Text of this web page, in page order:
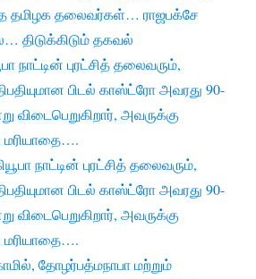
தமிழக தலைவர்கள்… ராஜபக்சே
திடுக்கிடும் தகவல்
நாட்டின் புரட்சித் தலைவரும்,
பிடல் காஸ்ட்ரோ அவரது 90-
விடைபெறுகிறார், அவருக்கு
மரியாதை….
நாட்டின் புரட்சித் தலைவரும்,
பிடல் காஸ்ட்ரோ அவரது 90-
விடைபெறுகிறார், அவருக்கு
மரியாதை….
தோழர்பத்மநாபா மற்றும்